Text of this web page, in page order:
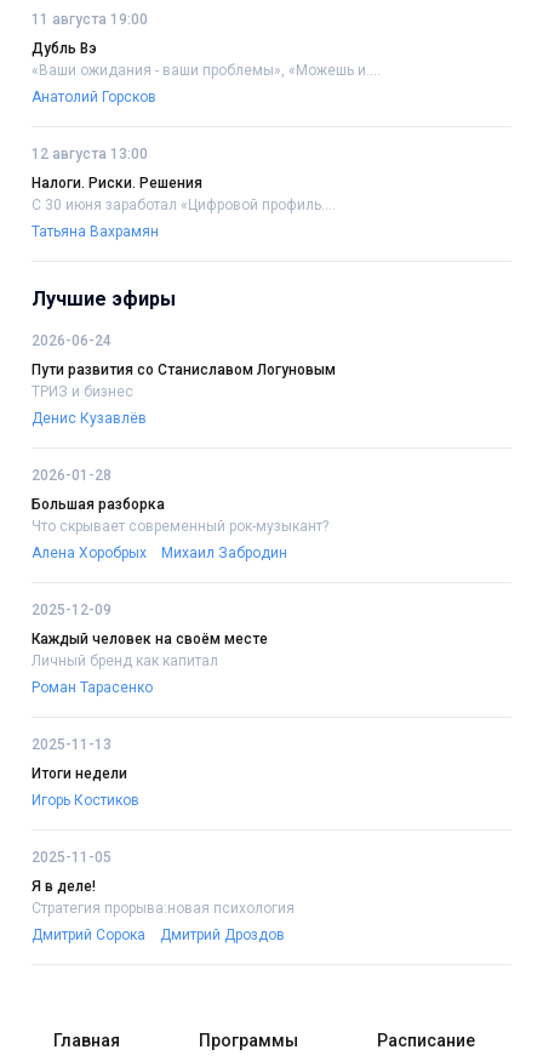
11 августа 19:00
Дубль Вэ
«Ваши ожидания - ваши проблемы», «Можешь и....
Анатолий Горсков
12 августа 13:00
Налоги. Риски. Решения
С 30 июня заработал «Цифровой профиль....
Татьяна Вахрамян
Лучшие эфиры
2026-06-24
Пути развития со Станиславом Логуновым
ТРИЗ и бизнес
Денис Кузавлёв
2026-01-28
Большая разборка
Что скрывает современный рок-музыкант?
Алена Хоробрых
Михаил Забродин
2025-12-09
Каждый человек на своём месте
Личный бренд как капитал
Роман Тарасенко
2025-11-13
Итоги недели
Игорь Костиков
2025-11-05
Я в деле!
Стратегия прорыва:новая психология
Дмитрий Сорока
Дмитрий Дроздов
Главная Программы Расписание